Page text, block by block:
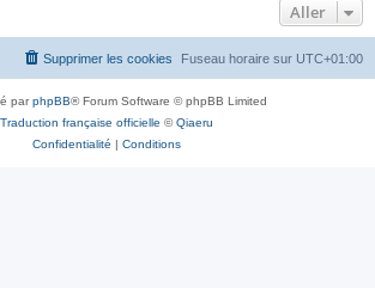
Aller
Fuseau horaire sur UTC+01:00
Supprimer les cookies
parphpBB® Forum Software © phpBB Limited
Traduction française officielle ©Qiaeru
Confidentialité | Conditions